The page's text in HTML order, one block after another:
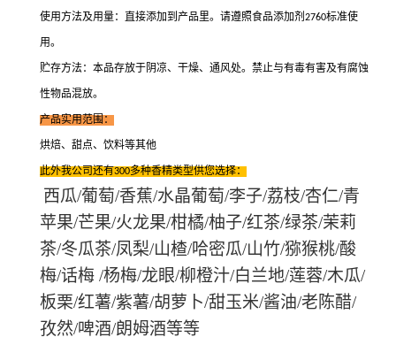
使用方法及用量：直接添加到产品里。请遵照食品添加剂 2760标准使
用。
贮存方法：本品存放于阴凉、 干燥、 通风处。禁止与有毒有害及有腐蚀
性物品混放。
产品实用范围：
烘焙、 甜点、 饮料等其他
此外我公司还有300多种香精类型供您选择：
西瓜/葡萄/香蕉/水晶葡萄/李子/荔枝/杏仁/青
苹果/芒果/火龙果/柑橘/柚子/红茶/绿茶/茉莉
茶/冬瓜茶/凤梨/山楂/哈密瓜/山竹/猕猴桃/酸
梅/话梅 /杨梅/龙眼/柳橙汁/白兰地/莲蓉/木瓜/
板栗/红薯/紫薯/胡萝卜/甜玉米/酱油/老陈醋/
孜然/啤酒/朗姆酒等等